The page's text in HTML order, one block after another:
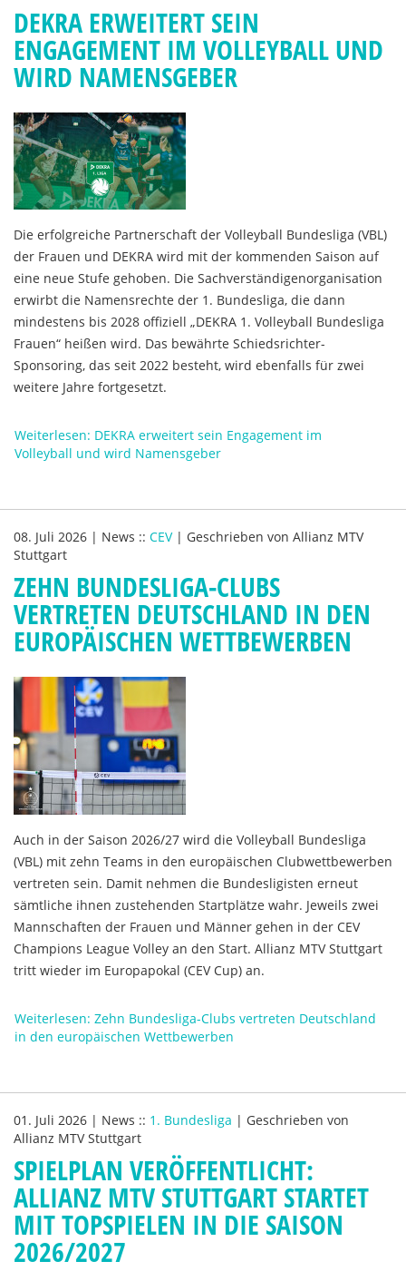
DEKRA ERWEITERT SEIN
ENGAGEMENT IM VOLLEYBALL UND
WIRD NAMENSGEBER
Die erfolgreiche Partnerschaft der Volleyball Bundesliga (VBL)
der Frauen und DEKRA wird mit der kommenden Saison auf
eine neue Stufe gehoben. Die Sachverständigenorganisation
erwirbt die Namensrechte der 1. Bundesliga, die dann
mindestens bis 2028 offiziell „DEKRA 1. Volleyball Bundesliga
Frauen“ heißen wird. Das bewährte Schiedsrichter-
Sponsoring, das seit 2022 besteht, wird ebenfalls für zwei
weitere Jahre fortgesetzt.
Weiterlesen: DEKRA erweitert sein Engagement im
Volleyball und wird Namensgeber
08. Juli 2026 | News :: CEV | Geschrieben von Allianz MTV
Stuttgart
ZEHN BUNDESLIGA-CLUBS
VERTRETEN DEUTSCHLAND IN DEN
EUROPÄISCHEN WETTBEWERBEN
Auch in der Saison 2026/27 wird die Volleyball Bundesliga
(VBL) mit zehn Teams in den europäischen Clubwettbewerben
vertreten sein. Damit nehmen die Bundesligisten erneut
sämtliche ihnen zustehenden Startplätze wahr. Jeweils zwei
Mannschaften der Frauen und Männer gehen in der CEV
Champions League Volley an den Start. Allianz MTV Stuttgart
tritt wieder im Europapokal (CEV Cup) an.
Weiterlesen: Zehn Bundesliga-Clubs vertreten Deutschland
in den europäischen Wettbewerben
01. Juli 2026 | News :: 1. Bundesliga | Geschrieben von
Allianz MTV Stuttgart
SPIELPLAN VERÖFFENTLICHT:
ALLIANZ MTV STUTTGART STARTET
MIT TOPSPIELEN IN DIE SAISON
2026/2027